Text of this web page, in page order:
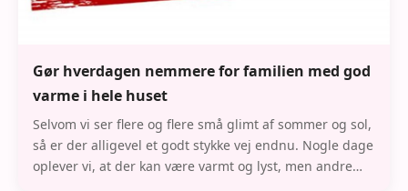
Gør hverdagen nemmere for familien med god
varme i hele huset
Selvom vi ser flere og flere små glimt af sommer og sol,
så er der alligevel et godt stykke vej endnu. Nogle dage
oplever vi, at der kan være varmt og lyst, men andre